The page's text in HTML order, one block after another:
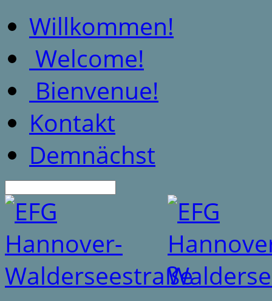
Willkommen!
Welcome!
Bienvenue!
Kontakt
Demnächst